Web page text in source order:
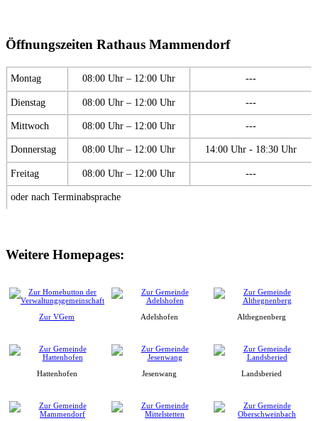
Öffnungszeiten Rathaus Mammendorf
Montag 08:00 Uhr – 12:00 Uhr ---
Dienstag 08:00 Uhr – 12:00 Uhr ---
Mittwoch 08:00 Uhr – 12:00 Uhr ---
Donnerstag 08:00 Uhr – 12:00 Uhr 14:00 Uhr - 18:30 Uhr
Freitag 08:00 Uhr – 12:00 Uhr ---
oder nach Terminabsprache
Weitere Homepages:
Zur VGem Adelshofen Althegnenberg
Hattenhofen Jesenwang Landsberied